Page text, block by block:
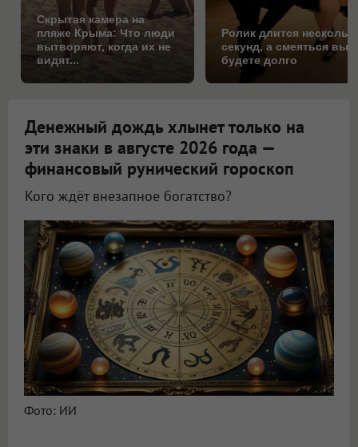
Скрытая камера на
пляже Крыма: Что люди
вытворяют, когда их не
видят...
Ролик длится
секунд, а смеяться вы
будете долго
Денежный дождь хлынет только на
эти знаки в августе 2026 года —
финансовый рунический гороскоп
Кого ждёт внезапное богатство?
Фото: ИИ